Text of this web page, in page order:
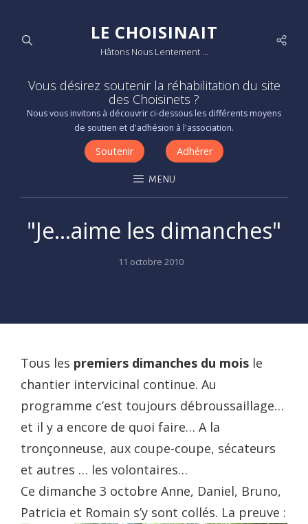
LE CHOISINAIT
Hâtons Nous Lentement …
Vous désirez soutenir la réhabilitation du site
des Choisinets ?
Nous vous invitons à découvrir ci-dessous les différents moyens
de soutien et d'adhésion à l'association.
Soutenir Adhérer
MENU
"Je…aime les dimanches"
Posted
11 octobre 2010
Tous les premiers dimanches du mois le
chantier intervicinal continue. Au
programme c’est toujours débroussaillage…
et il y a encore de quoi faire… A la
tronçonneuse, aux coupe-coupe, sécateurs
et autres … les volontaires…
Ce dimanche 3 octobre Anne, Daniel, Bruno,
Patricia et Romain s’y sont collés. La preuve :